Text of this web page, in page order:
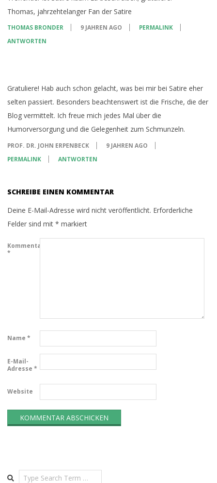
Thomas, jahrzehtelanger Fan der Satire
THOMAS BRONDER 9 JAHREN AGO
PERMALINK
ANTWORTEN
Gratuliere! Hab auch schon gelacht, was bei mir bei Satire eher
selten passiert. Besonders beachtenswert ist die Frische, die der
Blog vermittelt. Ich freue mich jedes Mal über die
Humorversorgung und die Gelegenheit zum Schmunzeln.
PROF. DR. JOHN ERPENBECK
9 JAHREN AGO
PERMALINK
ANTWORTEN
SCHREIBE EINEN KOMMENTAR
Deine E-Mail-Adresse wird nicht veröffentlicht. Erforderliche
Felder sind mit * markiert
Kommentar
*
Name *
E-Mail-
Adresse *
Website
Search